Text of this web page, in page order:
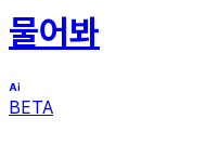
물어봐
BETA